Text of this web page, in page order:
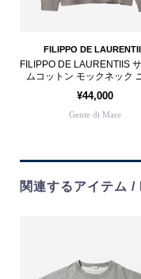
FILIPPO DE
FILIPPO DE LAURENTIIS
ムコットン モックネック
¥44,000
Gente di Mare
関連するアイテム